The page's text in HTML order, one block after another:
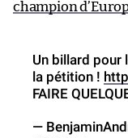
champion
Un billard pour
la pétition !
FAIRE
—